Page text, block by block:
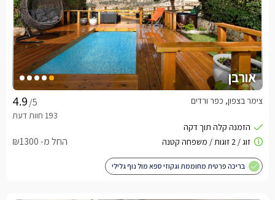
אורבן
/5 צימר בצפון, כפר ורדים
החל מ- ₪1300
בריכה פרטית מחוממת וגקוזי ספא מול נוף גלילי